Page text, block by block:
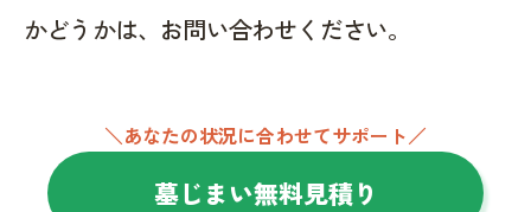
かどうかは、お問い合わせください。
＼あなたの状況に合わせてサポート／
墓じまい無料見積り